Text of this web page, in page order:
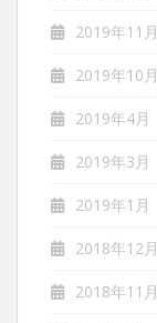
2019年11月
2019年10月
2019年4月
2019年3月
2019年1月
2018年12月
2018年11月